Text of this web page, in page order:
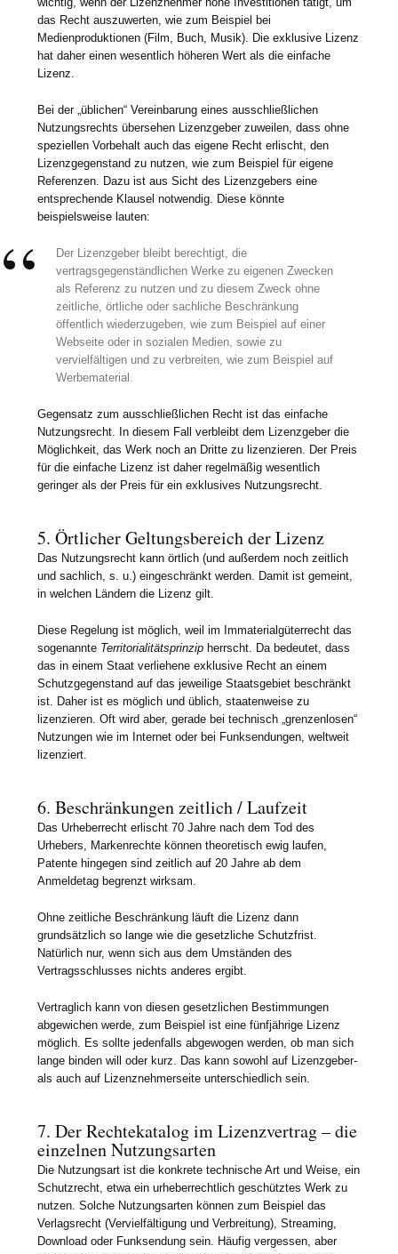
das Recht auszuwerten, wie zum Beispiel bei
Medienproduktionen (Film, Buch, Musik). Die exklusive Lizenz
hat daher einen wesentlich höheren Wert als die einfache
Lizenz.
Bei der „üblichen“ Vereinbarung eines ausschließlichen
Nutzungsrechts übersehen Lizenzgeber zuweilen, dass ohne
speziellen Vorbehalt auch das eigene Recht erlischt, den
Lizenzgegenstand zu nutzen, wie zum Beispiel für eigene
Referenzen. Dazu ist aus Sicht des Lizenzgebers eine
entsprechende Klausel notwendig. Diese könnte
beispielsweise lauten:
Der Lizenzgeber bleibt berechtigt, die
vertragsgegenständlichen Werke zu eigenen Zwecken
als Referenz zu nutzen und zu diesem Zweck ohne
zeitliche, örtliche oder sachliche Beschränkung
öffentlich wiederzugeben, wie zum Beispiel auf einer
Webseite oder in sozialen Medien, sowie zu
vervielfältigen und zu verbreiten, wie zum Beispiel auf
Werbematerial.
Gegensatz zum ausschließlichen Recht ist das einfache
Nutzungsrecht. In diesem Fall verbleibt dem Lizenzgeber die
Möglichkeit, das Werk noch an Dritte zu lizenzieren. Der Preis
für die einfache Lizenz ist daher regelmäßig wesentlich
geringer als der Preis für ein exklusives Nutzungsrecht.
5. Örtlicher Geltungsbereich der Lizenz
Das Nutzungsrecht kann örtlich (und außerdem noch zeitlich
und sachlich, s. u.) eingeschränkt werden. Damit ist gemeint,
in welchen Ländern die Lizenz gilt.
Diese Regelung ist möglich, weil im Immaterialgüterrecht das
sogenannte Territorialitätsprinzip herrscht. Da bedeutet, dass
das in einem Staat verliehene exklusive Recht an einem
Schutzgegenstand auf das jeweilige Staatsgebiet beschränkt
ist. Daher ist es möglich und üblich, staatenweise zu
lizenzieren. Oft wird aber, gerade bei technisch „grenzenlosen“
Nutzungen wie im Internet oder bei Funksendungen, weltweit
lizenziert.
6. Beschränkungen zeitlich / Laufzeit
Das Urheberrecht erlischt 70 Jahre nach dem Tod des
Urhebers, Markenrechte können theoretisch ewig laufen,
Patente hingegen sind zeitlich auf 20 Jahre ab dem
Anmeldetag begrenzt wirksam.
Ohne zeitliche Beschränkung läuft die Lizenz dann
grundsätzlich so lange wie die gesetzliche Schutzfrist.
Natürlich nur, wenn sich aus dem Umständen des
Vertragsschlusses nichts anderes ergibt.
Vertraglich kann von diesen gesetzlichen Bestimmungen
abgewichen werde, zum Beispiel ist eine fünfjährige Lizenz
möglich. Es sollte jedenfalls abgewogen werden, ob man sich
lange binden will oder kurz. Das kann sowohl auf Lizenzgeber-
als auch auf Lizenznehmerseite unterschiedlich sein.
7. Der Rechtekatalog im Lizenzvertrag – die
einzelnen Nutzungsarten
Die Nutzungsart ist die konkrete technische Art und Weise, ein
Schutzrecht, etwa ein urheberrechtlich geschütztes Werk zu
nutzen. Solche Nutzungsarten können zum Beispiel das
Verlagsrecht (Vervielfältigung und Verbreitung), Streaming,
Download oder Funksendung sein. Häufig vergessen, aber